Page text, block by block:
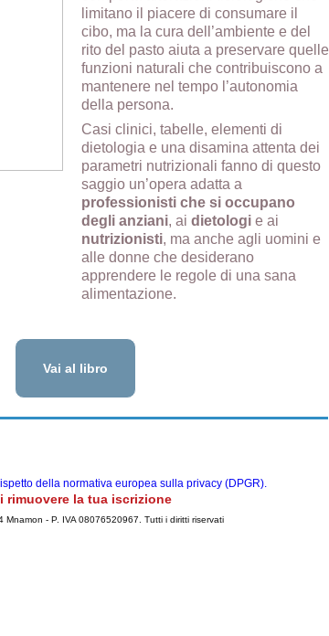
limitano il piacere di consumare il
cibo, ma la cura dell’ambiente e del
rito del pasto aiuta a preservare quelle
funzioni naturali che contribuiscono a
mantenere nel tempo l’autonomia
della persona.
Casi clinici, tabelle, elementi di
dietologia e una disamina attenta dei
parametri nutrizionali fanno di questo
saggio un’opera adatta a
professionisti che si occupano
degli anziani, ai dietologi e ai
nutrizionisti, ma anche agli uomini e
alle donne che desiderano
apprendere le regole di una sana
alimentazione.
Vai al libro
della normativa europea sulla privacy (DPGR).
rimuovere la tua iscrizione
Mnamon - P. IVA 08076520967. Tutti i diritti riservati